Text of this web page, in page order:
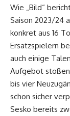
Wie „Bild“
Saison 2023/24
konkret aus 16
Ersatzspielern
auch einige
Aufgebot
bis vier
schon sicher
Sesko bereits